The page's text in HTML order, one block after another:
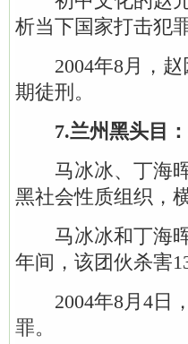
析当下国家打击犯
2004年8月，赵
期徒刑。
7.兰州黑头目：
马冰冰、丁海晖
黑社会性质组织，
马冰冰和丁海晖
年间，该团伙杀害
2004年8月4日，
罪。